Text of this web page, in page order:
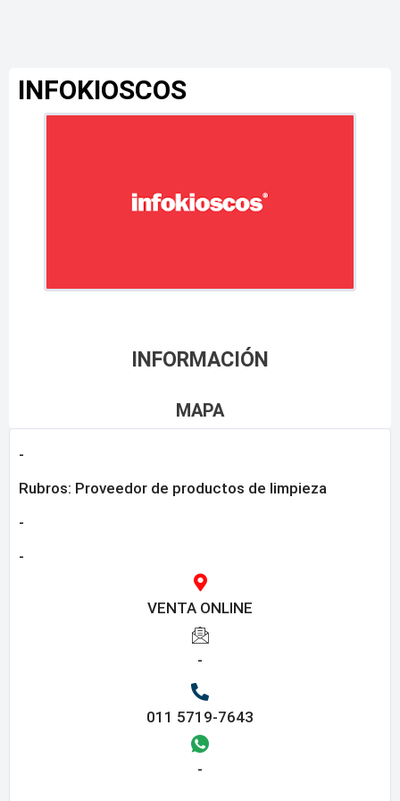
INFOKIOSCOS
INFORMACIÓN
MAPA
-
Rubros: Proveedor de productos de limpieza
-
-
VENTA ONLINE
-
011 5719-7643
-